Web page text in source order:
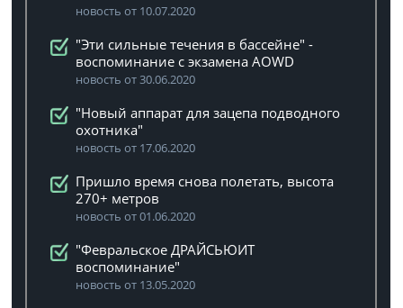
новость от 10.07.2020
"Эти сильные течения в бассейне" -
воспоминание с экзамена AOWD
новость от 30.06.2020
"Новый аппарат для зацепа подводного
охотника"
новость от 17.06.2020
Пришло время снова полетать, высота
270+ метров
новость от 01.06.2020
"Февральское ДРАЙСЬЮИТ
воспоминание"
новость от 13.05.2020